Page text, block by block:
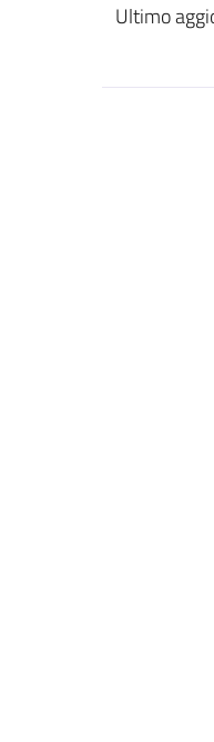
Ultimo